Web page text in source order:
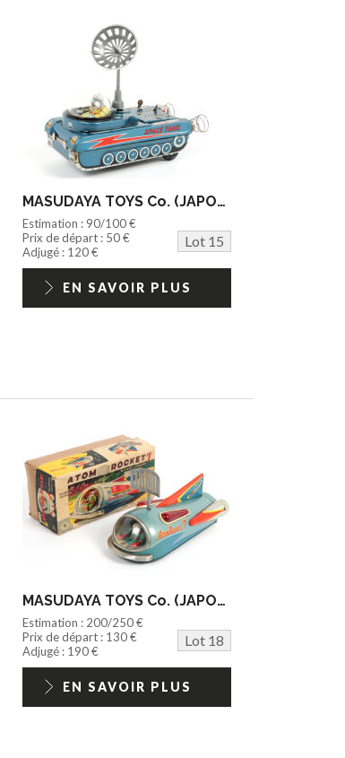
MASUDAYA TOYS Co. (JAPON) (1)
Estimation : 90/100 €
Prix de départ : 50 €
Lot 15
Adjugé : 120 €
EN SAVOIR PLUS
MASUDAYA TOYS Co. (JAPON) (1)
Estimation : 200/250 €
Prix de départ : 130 €
Lot 18
Adjugé : 190 €
EN SAVOIR PLUS